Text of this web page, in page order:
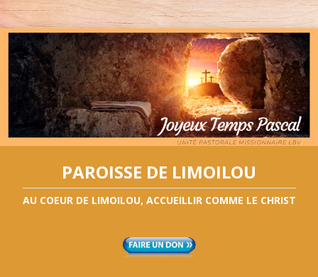
PAROISSE DE LIMOILOU
AU COEUR DE LIMOILOU, ACCUEILLIR COMME LE CHRIST